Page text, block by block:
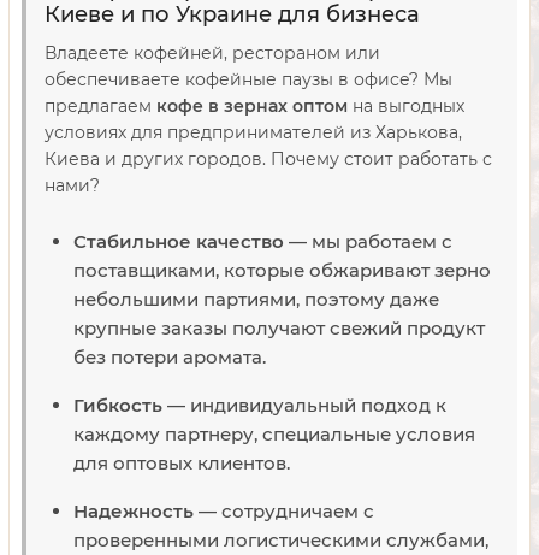
Киеве и по Украине для бизнеса
Владеете кофейней, рестораном или
обеспечиваете кофейные паузы в офисе? Мы
предлагаем кофе в зернах оптом на выгодных
условиях для предпринимателей из Харькова,
Киева и других городов. Почему стоит работать с
нами?
Стабильное качество — мы работаем с
поставщиками, которые обжаривают зерно
небольшими партиями, поэтому даже
крупные заказы получают свежий продукт
без потери аромата.
Гибкость — индивидуальный подход к
каждому партнеру, специальные условия
для оптовых клиентов.
Надежность — сотрудничаем с
проверенными логистическими службами,